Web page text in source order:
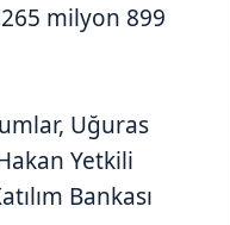
milyon 899
Uğuras
Yetkili
Bankası